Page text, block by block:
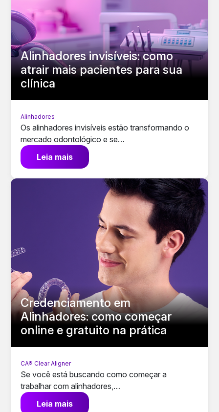
Alinhadores invisíveis: como
atrair mais pacientes para sua
clínica
Alinhadores
Os alinhadores invisíveis estão transformando o
mercado odontológico e se…
Leia mais
Credenciamento em
Alinhadores: como começar
online e gratuito na prática
CA® Clear Aligner
Se você está buscando como começar a
trabalhar com alinhadores,…
Leia mais